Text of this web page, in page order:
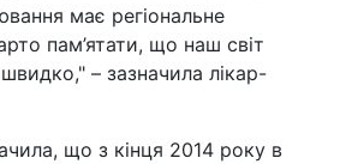
має регіональне
пам’ятати, що наш світ
– зазначила лікар-
що з кінця 2014 року в